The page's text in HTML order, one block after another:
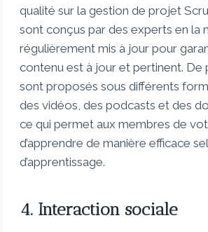
qualité sur la gestion de projet
sont conçus par des experts en la
régulièrement mis à jour pour
contenu est à jour et pertinent. De
sont proposés sous différents
des vidéos, des podcasts et des
ce qui permet aux membres de
d’apprendre de manière efficace
d’apprentissage.
4. Interaction sociale